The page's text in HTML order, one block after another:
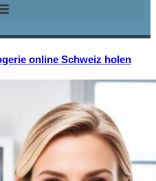
online Schweiz holen